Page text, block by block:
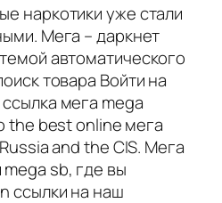
наркотики уже стали
Мега – даркнет
автоматического
товара Войти на
мега mega
the best online мега
and the CIS. Мега
sb, где вы
ссылки на наш